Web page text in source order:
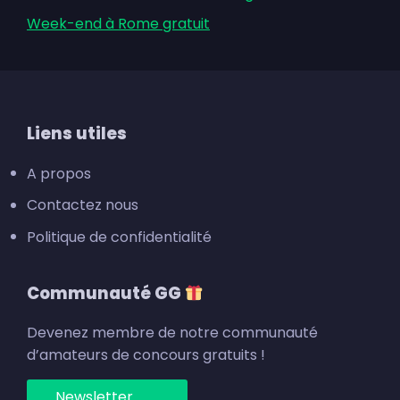
Week-end à Rome gratuit
Footer
Liens utiles
A propos
Contactez nous
Politique de confidentialité
Communauté GG
Devenez membre de notre communauté
d’amateurs de concours gratuits !